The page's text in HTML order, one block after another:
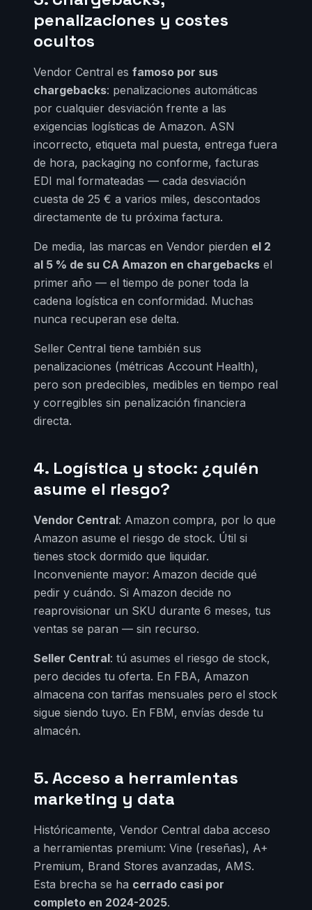
penalizaciones y costes
ocultos
Vendor Central es famoso por sus
chargebacks: penalizaciones automáticas
por cualquier desviación frente a las
exigencias logísticas de Amazon. ASN
incorrecto, etiqueta mal puesta, entrega fuera
de hora, packaging no conforme, facturas
EDI mal formateadas — cada desviación
cuesta de 25 € a varios miles, descontados
directamente de tu próxima factura.
De media, las marcas en Vendor pierden el 2
al 5 % de su CA Amazon en chargebacks el
primer año — el tiempo de poner toda la
cadena logística en conformidad. Muchas
nunca recuperan ese delta.
Seller Central tiene también sus
penalizaciones (métricas Account Health),
pero son predecibles, medibles en tiempo real
y corregibles sin penalización financiera
directa.
4. Logística y stock: ¿quién
asume el riesgo?
Vendor Central: Amazon compra, por lo que
Amazon asume el riesgo de stock. Útil si
tienes stock dormido que liquidar.
Inconveniente mayor: Amazon decide qué
pedir y cuándo. Si Amazon decide no
reaprovisionar un SKU durante 6 meses, tus
ventas se paran — sin recurso.
Seller Central: tú asumes el riesgo de stock,
pero decides tu oferta. En FBA, Amazon
almacena con tarifas mensuales pero el stock
sigue siendo tuyo. En FBM, envías desde tu
almacén.
5. Acceso a herramientas
marketing y data
Históricamente, Vendor Central daba acceso
a herramientas premium: Vine (reseñas), A+
Premium, Brand Stores avanzadas, AMS.
Esta brecha se ha cerrado casi por
completo en 2024-2025.